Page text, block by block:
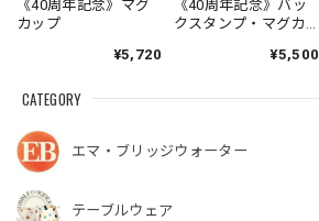
CATEGORY
エマ・ブリッジウォーター
テーブルウェア
《40周年記念》マグ
カップ
¥5,720
《40周年記念》バッ
クスタンプ・マグカ
¥5,500